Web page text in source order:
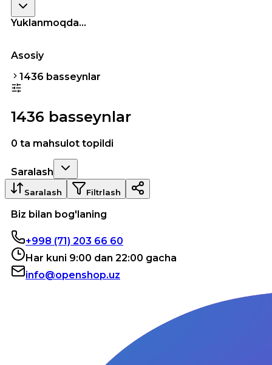
Yuklanmoqda...
Asosiy
1436 basseynlar
1436 basseynlar
0 ta mahsulot topildi
Saralash
Saralash Filtrlash
Biz bilan bog'laning
+998 (71) 203 66 60
Har kuni 9:00 dan 22:00 gacha
info@openshop.uz